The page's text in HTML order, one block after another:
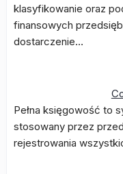
klasyfikowanie oraz
finansowych
dostarczenie…
Pełna księgowość to
stosowany przez
rejestrowania